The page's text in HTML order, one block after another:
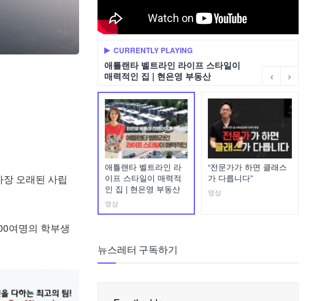
오래된 사립
여명의 학부생
CURRENTLY PLAYING
애틀랜타 벨트라인 라이프 스타일이
매력적인 집 | 현은영 부동산
애틀랜타 벨트라인 라
이프 스타일이 매력적
인 집 | 현은영 부동산
영상
“전문가가 하면 클래스
가 다릅니다”
영상
뉴스레터 구독하기